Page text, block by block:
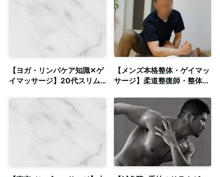
【ヨガ・リンパケア知識✕ゲ
イマッサージ】20代スリム
イルマッサージ◎個室＆出張
【メンズ本格整体・ゲイマッ
サージ】柔道整復師・整体師
宿・笹塚に個室完備